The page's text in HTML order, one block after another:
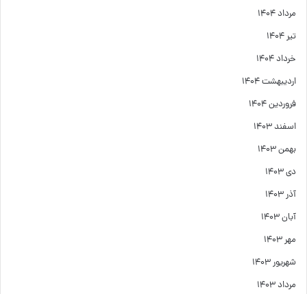
مرداد ۱۴۰۴
تیر ۱۴۰۴
خرداد ۱۴۰۴
اردیبهشت ۱۴۰۴
فروردین ۱۴۰۴
اسفند ۱۴۰۳
بهمن ۱۴۰۳
دی ۱۴۰۳
آذر ۱۴۰۳
آبان ۱۴۰۳
مهر ۱۴۰۳
شهریور ۱۴۰۳
مرداد ۱۴۰۳